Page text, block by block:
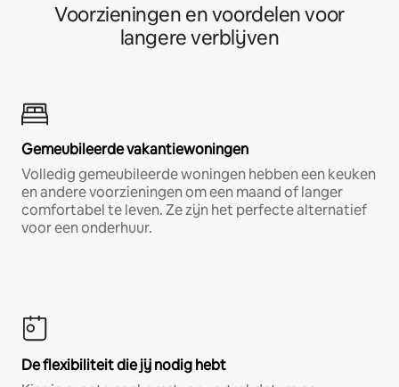
Voorzieningen en voordelen voor
langere verblijven
Gemeubileerde vakantiewoningen
Volledig gemeubileerde woningen hebben een keuken
en andere voorzieningen om een maand of langer
comfortabel te leven. Ze zijn het perfecte alternatief
voor een onderhuur.
De flexibiliteit die jij nodig hebt